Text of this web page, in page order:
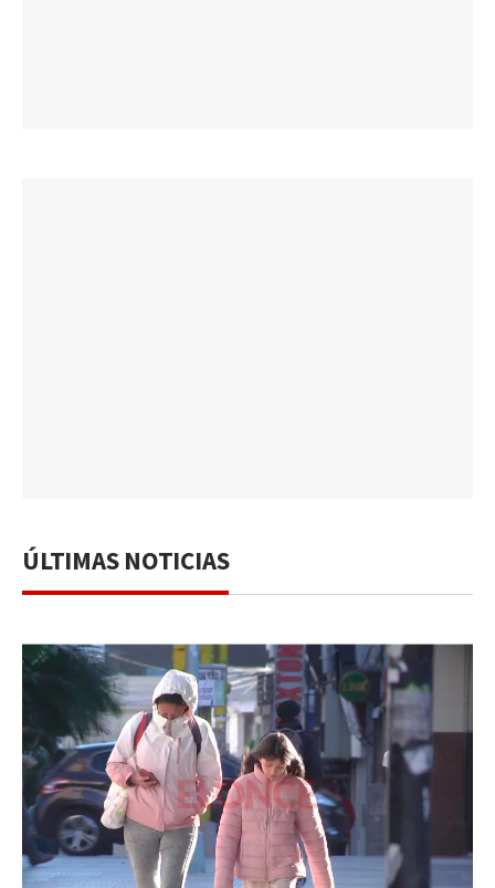
ÚLTIMAS NOTICIAS